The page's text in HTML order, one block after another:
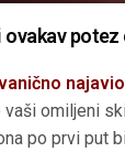
potez
omiljeni
po prvi put